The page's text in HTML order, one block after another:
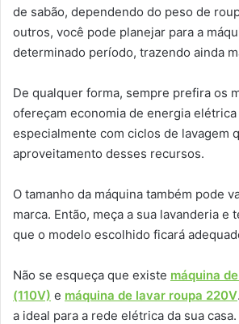
de sabão, dependendo do peso de
outros, você pode planejar para a
determinado período, trazendo ainda
De qualquer forma, sempre prefira os
ofereçam economia de energia elétrica
especialmente com ciclos de lavagem
aproveitamento desses recursos.
O tamanho da máquina também pode
marca. Então, meça a sua lavanderia e
que o modelo escolhido ficará
Não se esqueça que existe máquina
(110V) e máquina de lavar roupa 220V
a ideal para a rede elétrica da sua casa.